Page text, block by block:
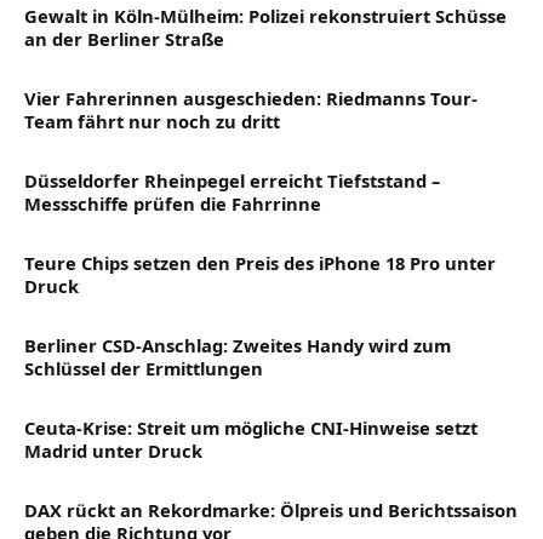
Gewalt in Köln-Mülheim: Polizei rekonstruiert Schüsse
an der Berliner Straße
Vier Fahrerinnen ausgeschieden: Riedmanns Tour-
Team fährt nur noch zu dritt
Düsseldorfer Rheinpegel erreicht Tiefststand –
Messschiffe prüfen die Fahrrinne
Teure Chips setzen den Preis des iPhone 18 Pro unter
Druck
Berliner CSD-Anschlag: Zweites Handy wird zum
Schlüssel der Ermittlungen
Ceuta-Krise: Streit um mögliche CNI-Hinweise setzt
Madrid unter Druck
DAX rückt an Rekordmarke: Ölpreis und Berichtssaison
geben die Richtung vor